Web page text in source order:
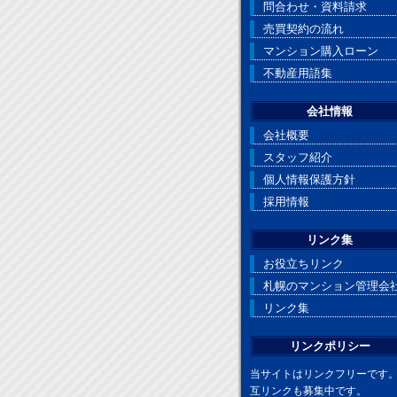
問合わせ・資料請求
売買契約の流れ
マンション購入ローン
不動産用語集
会社情報
会社概要
スタッフ紹介
個人情報保護方針
採用情報
リンク集
お役立ちリンク
札幌のマンション管理会
リンク集
リンクポリシー
当サイトはリンクフリーです
互リンクも募集中です。